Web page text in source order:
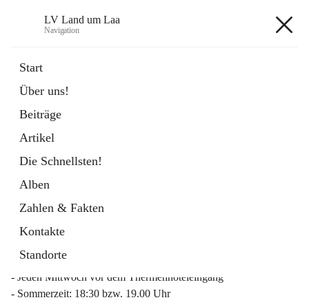
LV Land um Laa
Navigation
Start
Über uns!
Beiträge
Artikel
Die Schnellsten!
Alben
Zahlen & Fakten
Kontakte
Standorte
Externe Webseite
in
Tab
Mitgliederinfo 2026
Lauftreff
- Jeden Mittwoch vor dem Thermenhoteleingang
- Sommerzeit: 18:30 bzw. 19.00 Uhr